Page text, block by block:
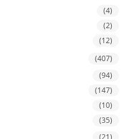
(4)
(2)
(12)
(407)
(94)
(147)
(10)
(35)